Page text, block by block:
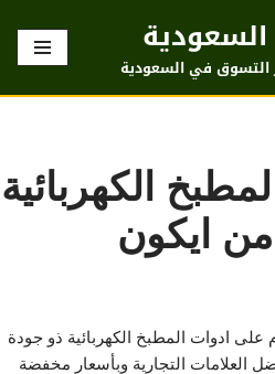
التسوق في السعودية
الكهربائية
ايكون
ادوات المطبخ الكهربائية ذو جودة
العلامات التجارية وبأسعار مخفضة